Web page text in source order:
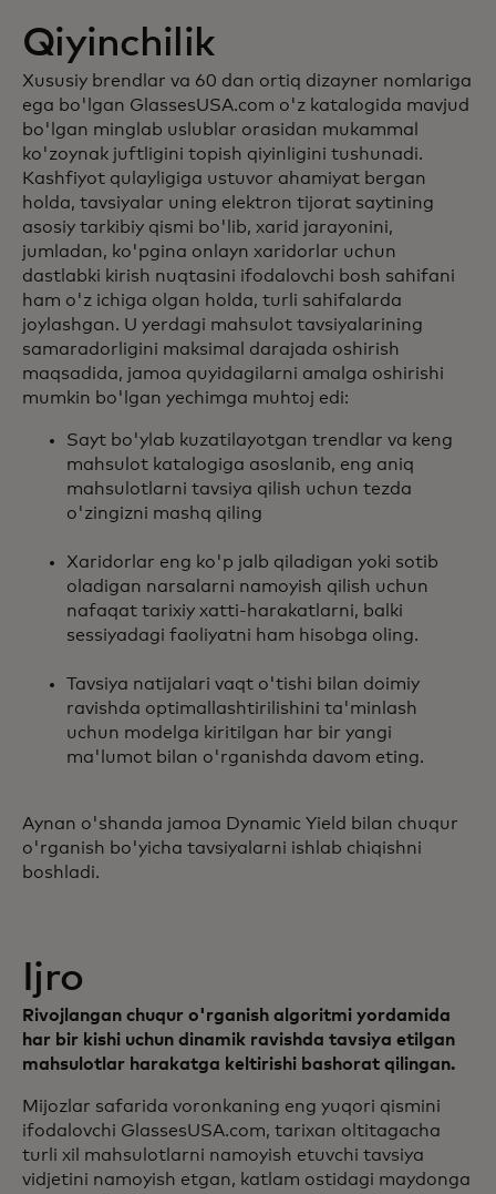
Qiyinchilik
Xususiy brendlar va 60 dan ortiq dizayner nomlariga
ega bo'lgan GlassesUSA.com o'z katalogida mavjud
bo'lgan minglab uslublar orasidan mukammal
ko'zoynak juftligini topish qiyinligini tushunadi.
Kashfiyot qulayligiga ustuvor ahamiyat bergan
holda, tavsiyalar uning elektron tijorat saytining
asosiy tarkibiy qismi bo'lib, xarid jarayonini,
jumladan, ko'pgina onlayn xaridorlar uchun
dastlabki kirish nuqtasini ifodalovchi bosh sahifani
ham o'z ichiga olgan holda, turli sahifalarda
joylashgan. U yerdagi mahsulot tavsiyalarining
samaradorligini maksimal darajada oshirish
maqsadida, jamoa quyidagilarni amalga oshirishi
mumkin bo'lgan yechimga muhtoj edi:
Sayt bo'ylab kuzatilayotgan trendlar va keng
mahsulot katalogiga asoslanib, eng aniq
mahsulotlarni tavsiya qilish uchun tezda
o'zingizni mashq qiling
Xaridorlar eng ko'p jalb qiladigan yoki sotib
oladigan narsalarni namoyish qilish uchun
nafaqat tarixiy xatti-harakatlarni, balki
sessiyadagi faoliyatni ham hisobga oling.
Tavsiya natijalari vaqt o'tishi bilan doimiy
ravishda optimallashtirilishini ta'minlash
uchun modelga kiritilgan har bir yangi
ma'lumot bilan o'rganishda davom eting.
Aynan o'shanda jamoa Dynamic Yield bilan chuqur
o'rganish bo'yicha tavsiyalarni ishlab chiqishni
boshladi.
Ijro
Rivojlangan chuqur o'rganish algoritmi yordamida
har bir kishi uchun dinamik ravishda tavsiya etilgan
mahsulotlar harakatga keltirishi bashorat qilingan.
Mijozlar safarida voronkaning eng yuqori qismini
ifodalovchi GlassesUSA.com, tarixan oltitagacha
turli xil mahsulotlarni namoyish etuvchi tavsiya
vidjetini namoyish etgan, katlam ostidagi maydonga